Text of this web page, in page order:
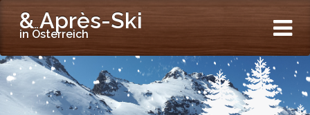
& Après-Ski
in Österreich